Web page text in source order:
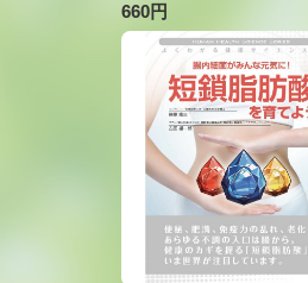
660円